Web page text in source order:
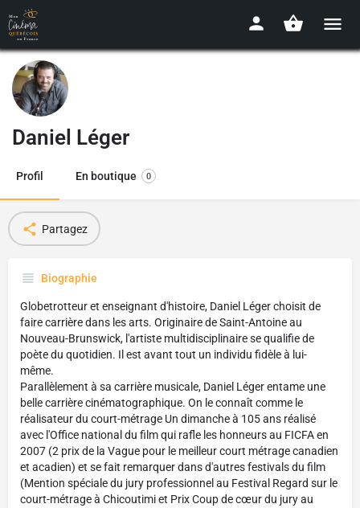
Daniel Léger
Profil En boutique 0
Partagez
Biographie
Globetrotteur et enseignant d'histoire, Daniel Léger choisit de
faire carrière dans les arts. Originaire de Saint-Antoine au
Nouveau-Brunswick, l'artiste multidisciplinaire se qualifie de
poète du quotidien. Il est avant tout un individu fidèle à lui-
même.
Parallèlement à sa carrière musicale, Daniel Léger entame une
belle carrière cinématographique. On le connaît comme le
réalisateur du court-métrage Un dimanche à 105 ans réalisé
avec l'Office national du film qui rafle les honneurs au FICFA en
2007 (2 prix de la Vague pour le meilleur court métrage canadien
et acadien) et se fait remarquer dans d'autres festivals du film
(Mention spéciale du jury professionnel au Festival Regard sur le
court-métrage à Chicoutimi et Prix Coup de cœur du jury au